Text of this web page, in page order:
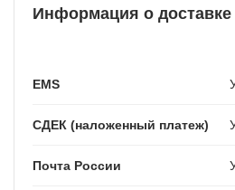
Информация о доставке
EMS
СДЕК (наложенный платеж)
Почта России